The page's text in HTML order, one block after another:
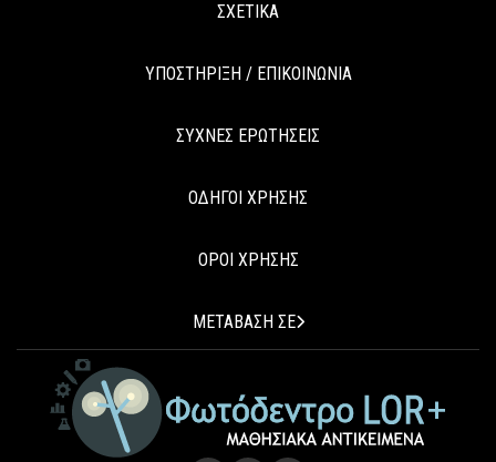
ΣΧΕΤΙΚΑ
ΥΠΟΣΤΗΡΙΞΗ / ΕΠΙΚΟΙΝΩΝΙΑ
ΣΥΧΝΕΣ ΕΡΩΤΗΣΕΙΣ
ΟΔΗΓΟΙ ΧΡΗΣΗΣ
ΟΡΟΙ ΧΡΗΣΗΣ
ΜΕΤΑΒΑΣΗ ΣΕ